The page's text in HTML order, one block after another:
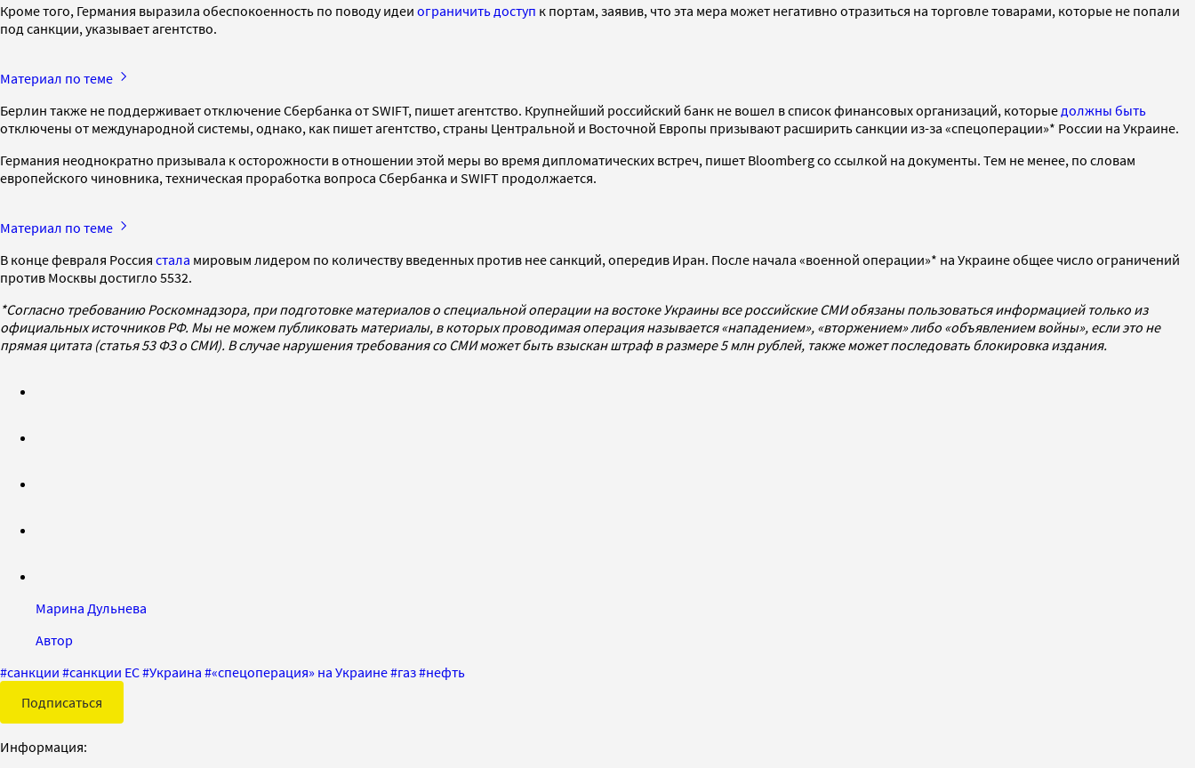
Кроме того, Германия выразила обеспокоенность по поводу идеи ограничить доступ к портам, заявив, что эта мера может негативно отразиться на торговле товарами, которые не попали
под санкции, указывает агентство.
Материал по теме
Берлин также не поддерживает отключение Сбербанка от SWIFT, пишет агентство. Крупнейший российский банк не вошел в список финансовых организаций, которые должны быть
отключены от международной системы, однако, как пишет агентство, страны Центральной и Восточной Европы призывают расширить санкции из-за «спецоперации»* России на Украине.
Германия неоднократно призывала к осторожности в отношении этой меры во время дипломатических встреч, пишет Bloomberg со ссылкой на документы. Тем не менее, по словам
европейского чиновника, техническая проработка вопроса Сбербанка и SWIFT продолжается.
Материал по теме
В конце февраля Россия стала мировым лидером по количеству введенных против нее санкций, опередив Иран. После начала «военной операции»* на Украине общее число ограничений
против Москвы достигло 5532.
*Согласно требованию Роскомнадзора, при подготовке материалов о специальной операции на востоке Украины все российские СМИ обязаны пользоваться информацией только из
официальных источников РФ. Мы не можем публиковать материалы, в которых проводимая операция называется «нападением», «вторжением» либо «объявлением войны», если это не
прямая цитата (статья 53 ФЗ о СМИ). В случае нарушения требования со СМИ может быть взыскан штраф в размере 5 млн рублей, также может последовать блокировка издания.
Марина Дульнева
Автор
#санкции #санкции ЕС#Украина #«спецоперация» на Украине#газ#нефть
Подписаться
Информация: